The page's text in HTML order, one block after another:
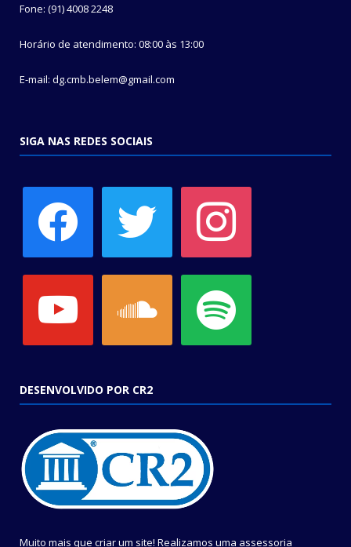
Fone: (91) 4008 2248
Horário de atendimento: 08:00 às 13:00
E-mail: dg.cmb.belem@gmail.com
SIGA NAS REDES SOCIAIS
DESENVOLVIDO POR CR2
Muito mais que criar um site! Realizamos uma assessoria